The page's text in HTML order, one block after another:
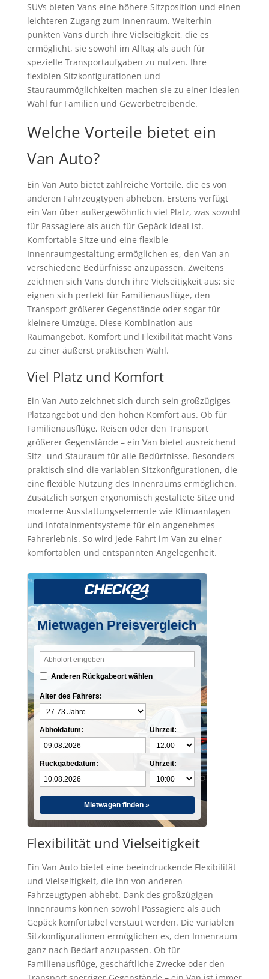
SUVs bieten Vans eine höhere Sitzposition und einen
leichteren Zugang zum Innenraum. Weiterhin
punkten Vans durch ihre Vielseitigkeit, die es
ermöglicht, sie sowohl im Alltag als auch für
spezielle Transportaufgaben zu nutzen. Ihre
flexiblen Sitzkonfigurationen und
Stauraummöglichkeiten machen sie zu einer idealen
Wahl für Familien und Gewerbetreibende.
Welche Vorteile bietet ein
Van Auto?
Ein Van Auto bietet zahlreiche Vorteile, die es von
anderen Fahrzeugtypen abheben. Erstens verfügt
ein Van über außergewöhnlich viel Platz, was sowohl
für Passagiere als auch für Gepäck ideal ist.
Komfortable Sitze und eine flexible
Innenraumgestaltung ermöglichen es, den Van an
verschiedene Bedürfnisse anzupassen. Zweitens
zeichnen sich Vans durch ihre Vielseitigkeit aus; sie
eignen sich perfekt für Familienausflüge, den
Transport größerer Gegenstände oder sogar für
kleinere Umzüge. Diese Kombination aus
Raumangebot, Komfort und Flexibilität macht Vans
zu einer äußerst praktischen Wahl.
Viel Platz und Komfort
Ein Van Auto zeichnet sich durch sein großzügiges
Platzangebot und den hohen Komfort aus. Ob für
Familienausflüge, Reisen oder den Transport
größerer Gegenstände – ein Van bietet ausreichend
Sitz- und Stauraum für alle Bedürfnisse. Besonders
praktisch sind die variablen Sitzkonfigurationen, die
eine flexible Nutzung des Innenraums ermöglichen.
Zusätzlich sorgen ergonomisch gestaltete Sitze und
moderne Ausstattungselemente wie Klimaanlagen
und Infotainmentsysteme für ein angenehmes
Fahrerlebnis. So wird jede Fahrt im Van zu einer
komfortablen und entspannten Angelegenheit.
Mietwagen Preisvergleich
Anderen Rückgabeort wählen
Alter des Fahrers:
Abholdatum:
Rückgabedatum:
Uhrzeit:
Uhrzeit:
Mietwagen finden »
Flexibilität und Vielseitigkeit
Ein Van Auto bietet eine beeindruckende Flexibilität
und Vielseitigkeit, die ihn von anderen
Fahrzeugtypen abhebt. Dank des großzügigen
Innenraums können sowohl Passagiere als auch
Gepäck komfortabel verstaut werden. Die variablen
Sitzkonfigurationen ermöglichen es, den Innenraum
ganz nach Bedarf anzupassen. Ob für
Familienausflüge, geschäftliche Zwecke oder den